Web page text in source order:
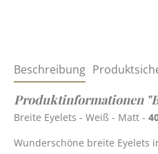
Beschreibung
Produktinformationen
Breite Eyelets - Weiß - Matt -
Wunderschöne breite Eyelets